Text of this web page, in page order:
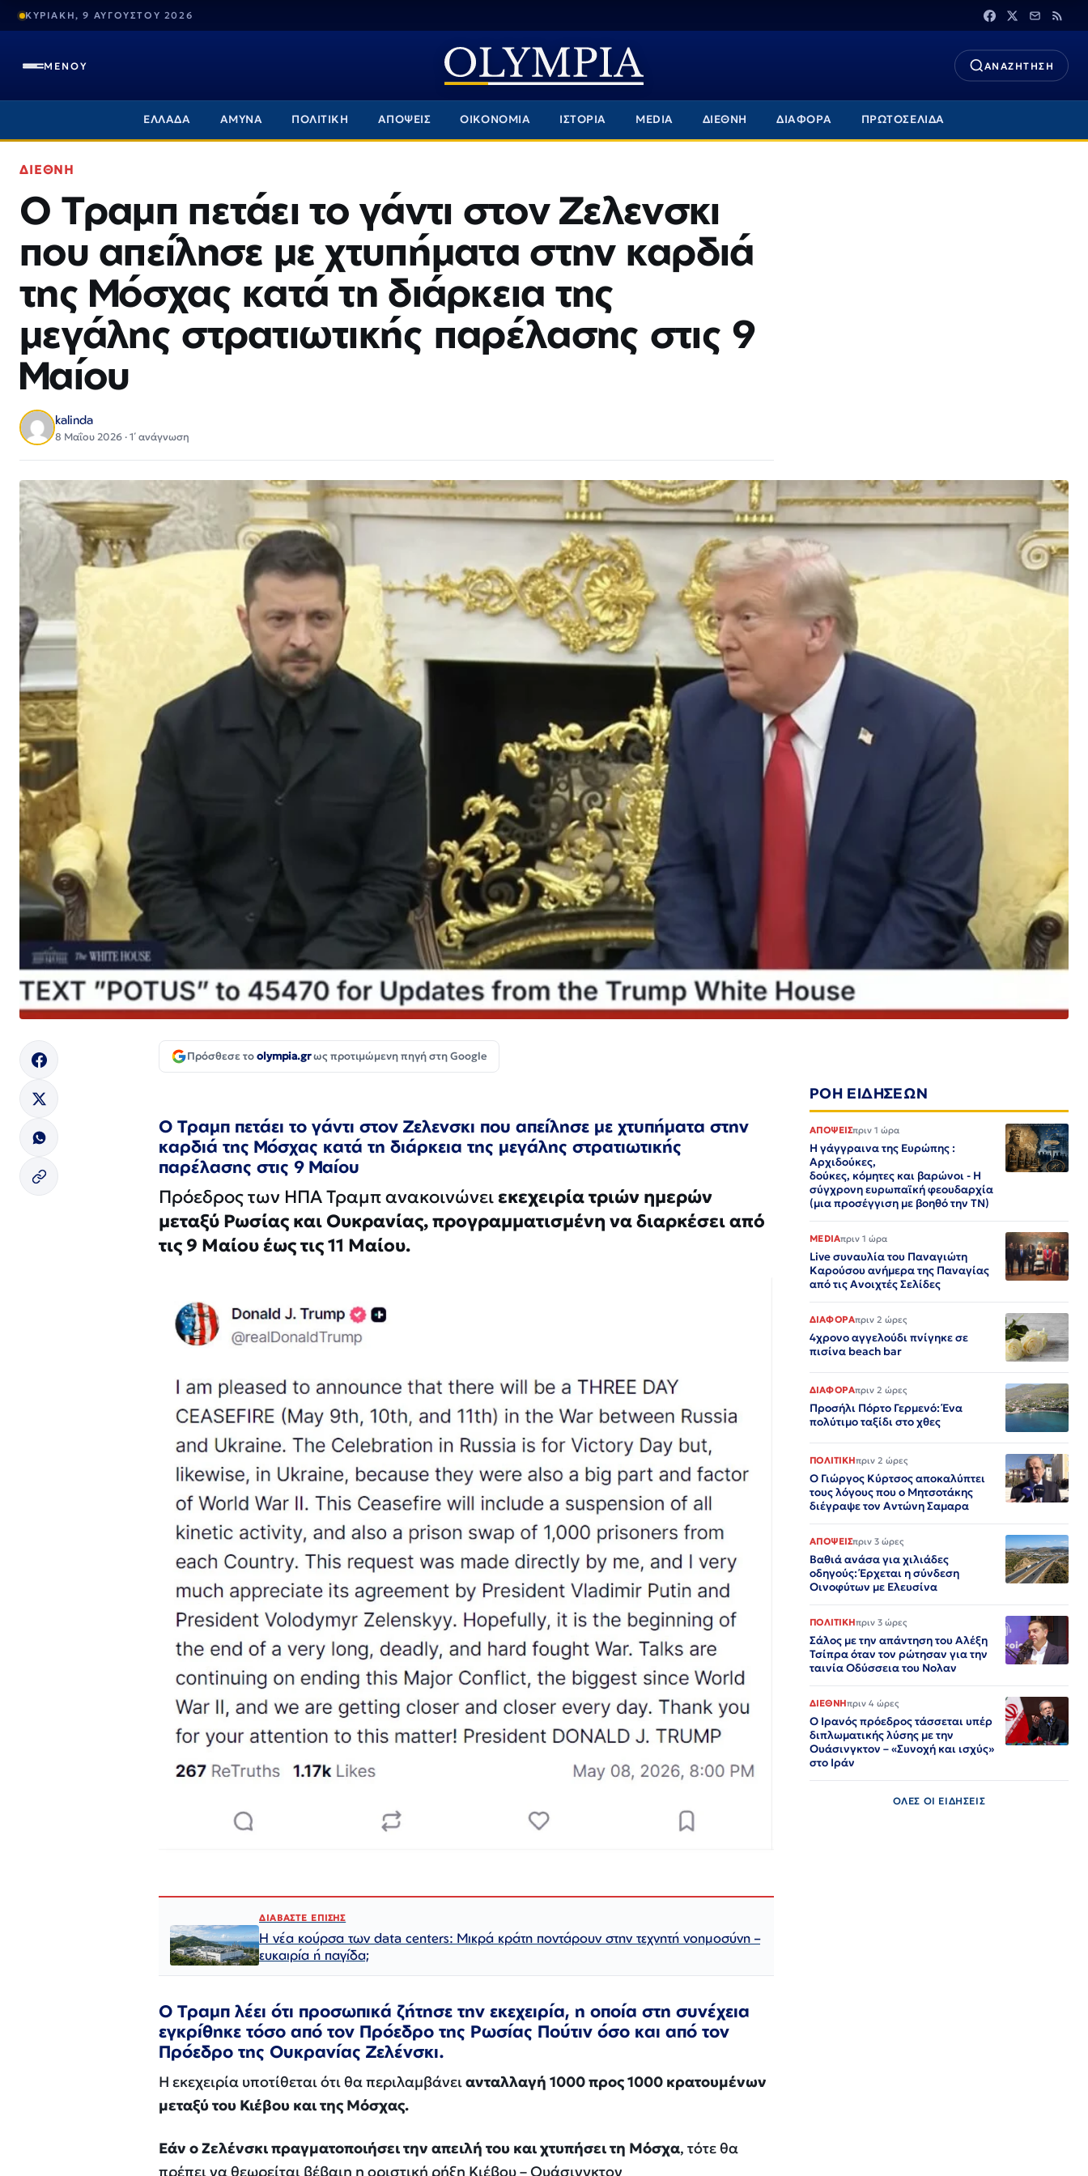
ΚΥΡΙΑΚΗ, 9 ΑΥΓΟΥΣΤΟΥ 2026
ΜΕΝΟΥ ΑΝΑΖΗΤΗΣΗ
ΕΛΛΑΔΑ ΑΜΥΝΑ ΠΟΛΙΤΙΚΗ ΑΠΟΨΕΙΣ ΟΙΚΟΝΟΜΙΑ ΙΣΤΟΡΙΑ MEDIA ΔΙΕΘΝΗ ΔΙΑΦΟΡΑ ΠΡΩΤΟΣΕΛΙΔΑ
ΔΙΕΘΝΗ
Ο Τραμπ πετάει το γάντι στον Ζελενσκι
που απείλησε με χτυπήματα στην καρδιά
της Μόσχας κατά τη διάρκεια της
μεγάλης στρατιωτικής παρέλασης στις 9
Μαίου
kalinda
8 Μαΐου 2026 · 1΄ ανάγνωση
Πρόσθεσε τοolympia.grως προτιμώμενη πηγή στη Google
Ο Τραμπ πετάει το γάντι στον Ζελενσκι που απείλησε με χτυπήματα στην
καρδιά της Μόσχας κατά τη διάρκεια της μεγάλης στρατιωτικής
παρέλασης στις 9 Μαίου
Πρόεδρος των ΗΠΑ Τραμπ ανακοινώνειεκεχειρία τριών ημερών
μεταξύ Ρωσίας και Ουκρανίας, προγραμματισμένη να διαρκέσει από
τις 9 Μαίου έως τις 11 Μαίου.
ΔΙΑΒΑΣΤΕ ΕΠΙΣΗΣ
Η νέα κούρσα των data centers: Μικρά κράτη ποντάρουν στην τεχνητή νοημοσύνη –
ευκαιρία ή παγίδα;
Ο Τραμπ λέει ότι προσωπικά ζήτησε την εκεχειρία, η οποία στη συνέχεια
εγκρίθηκε τόσο από τον Πρόεδρο της Ρωσίας Πούτιν όσο και από τον
Πρόεδρο της Ουκρανίας Ζελένσκι.
Η εκεχειρία υποτίθεται ότι θα περιλαμβάνειανταλλαγή 1000 προς 1000 κρατουμένων
μεταξύ του Κιέβου και της Μόσχας.
Εάν ο Ζελένσκι πραγματοποιήσει την απειλή του και χτυπήσει τη Μόσχα, τότε θα
πρέπει να θεωρείται βέβαιη η οριστική ρήξη Κιέβου – Ουάσινγκτον
ΡΟΗ ΕΙΔΗΣΕΩΝ
ΑΠΟΨΕΙΣπριν 1 ώρα
Η γάγγραινα της Ευρώπης :
Αρχιδούκες,
δούκες, κόμητες και βαρώνοι - Η
σύγχρονη ευρωπαϊκή φεουδαρχία
(μια προσέγγιση με βοηθό την ΤΝ)
MEDIAπριν 1 ώρα
Live συναυλία του Παναγιώτη
Καρούσου ανήμερα της Παναγίας
από τις Ανοιχτές Σελίδες
ΔΙΑΦΟΡΑπριν 2 ώρες
4χρονο αγγελούδι πνίγηκε σε
πισίνα beach bar
ΔΙΑΦΟΡΑπριν 2 ώρες
Προσήλι Πόρτο Γερμενό: Ένα
πολύτιμο ταξίδι στο χθες
ΠΟΛΙΤΙΚΗπριν 2 ώρες
Ο Γιώργος Κύρτσος αποκαλύπτει
τους λόγους που ο Μητσοτάκης
διέγραψε τον Αντώνη Σαμαρα
ΑΠΟΨΕΙΣπριν 3 ώρες
Βαθιά ανάσα για χιλιάδες
οδηγούς: Έρχεται η σύνδεση
Οινοφύτων με Ελευσίνα
ΠΟΛΙΤΙΚΗπριν 3 ώρες
Σάλος με την απάντηση του Αλέξη
Τσίπρα όταν τον ρώτησαν για την
ταινία Οδύσσεια του Νολαν
ΔΙΕΘΝΗπριν 4 ώρες
Ο Ιρανός πρόεδρος τάσσεται υπέρ
διπλωματικής λύσης με την
Ουάσινγκτον – «Συνοχή και ισχύς»
στο Ιράν​​​​​​​​​​​​​​​​​​​​​​​​​​​​​​​​​​​​​​​​​​​​​​​​​​
ΟΛΕΣ ΟΙ ΕΙΔΗΣΕΙΣ